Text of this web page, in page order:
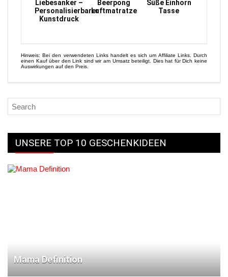
Liebesanker –
Personalisierbarer
Kunstdruck
Beerpong
Luftmatratze
Süße Einhorn
Tasse
Hinweis: Bei den verwendeten Links handelt es sich um Affiliate Links. Durch
einen Kauf über den Link sind wir am Umsatz beteiligt. Dies hat für Dich keine
Auswirkungen auf den Preis.
UNSERE TOP 10 GESCHENKIDEEN
Mama Definition